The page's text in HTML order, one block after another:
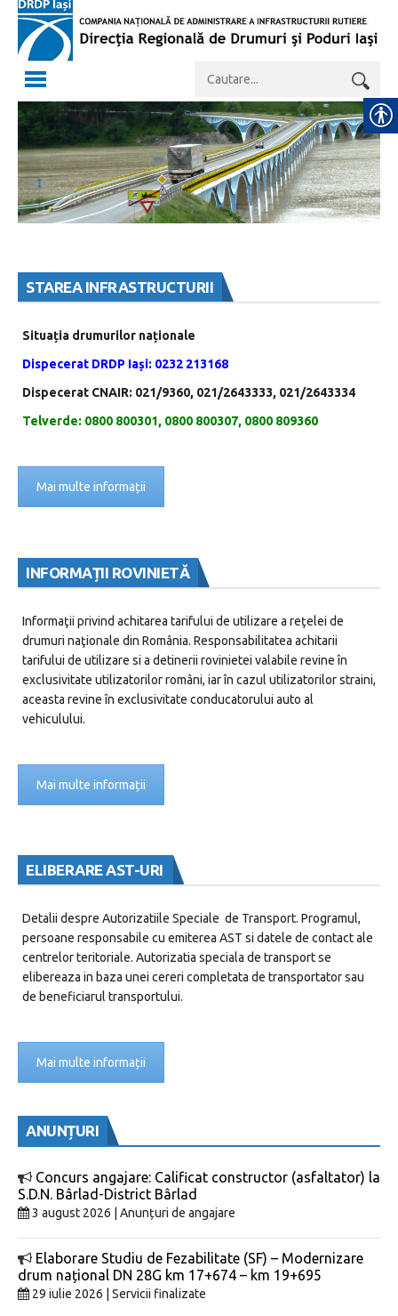
STAREA INFRASTRUCTURII
Situația drumurilor naționale
Dispecerat DRDP Iași: 0232 213168
Dispecerat CNAIR: 021/9360, 021/2643333, 021/2643334
Telverde: 0800 800301, 0800 800307, 0800 809360
Mai multe informații
INFORMAȚII ROVINIETĂ
Informaţii privind achitarea tarifului de utilizare a reţelei de
drumuri naţionale din România. Responsabilitatea achitarii
tarifului de utilizare si a detinerii rovinietei valabile revine în
exclusivitate utilizatorilor români, iar în cazul utilizatorilor straini,
aceasta revine în exclusivitate conducatorului auto al
vehiculului.
Mai multe informații
ELIBERARE AST-URI
Detalii despre Autorizatiile Speciale de Transport. Programul,
persoane responsabile cu emiterea AST si datele de contact ale
centrelor teritoriale. Autorizatia speciala de transport se
elibereaza in baza unei cereri completata de transportator sau
de beneficiarul transportului.
Mai multe informații
ANUNȚURI
Concurs angajare: Calificat constructor (asfaltator) la
S.D.N. Bârlad-District Bârlad
3 august 2026 | Anunțuri de angajare
Elaborare Studiu de Fezabilitate (SF) – Modernizare
drum național DN 28G km 17+674 – km 19+695
29 iulie 2026 | Servicii finalizate